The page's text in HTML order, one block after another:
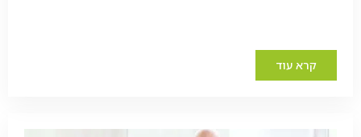
קרא עוד